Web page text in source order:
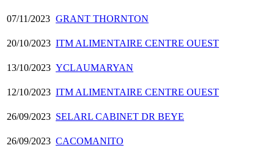
07/11/2023 GRANT THORNTON
20/10/2023 ITM ALIMENTAIRE CENTRE OUEST
13/10/2023 YCLAUMARYAN
12/10/2023 ITM ALIMENTAIRE CENTRE OUEST
26/09/2023 SELARL CABINET DR BEYE
26/09/2023 CACOMANITO